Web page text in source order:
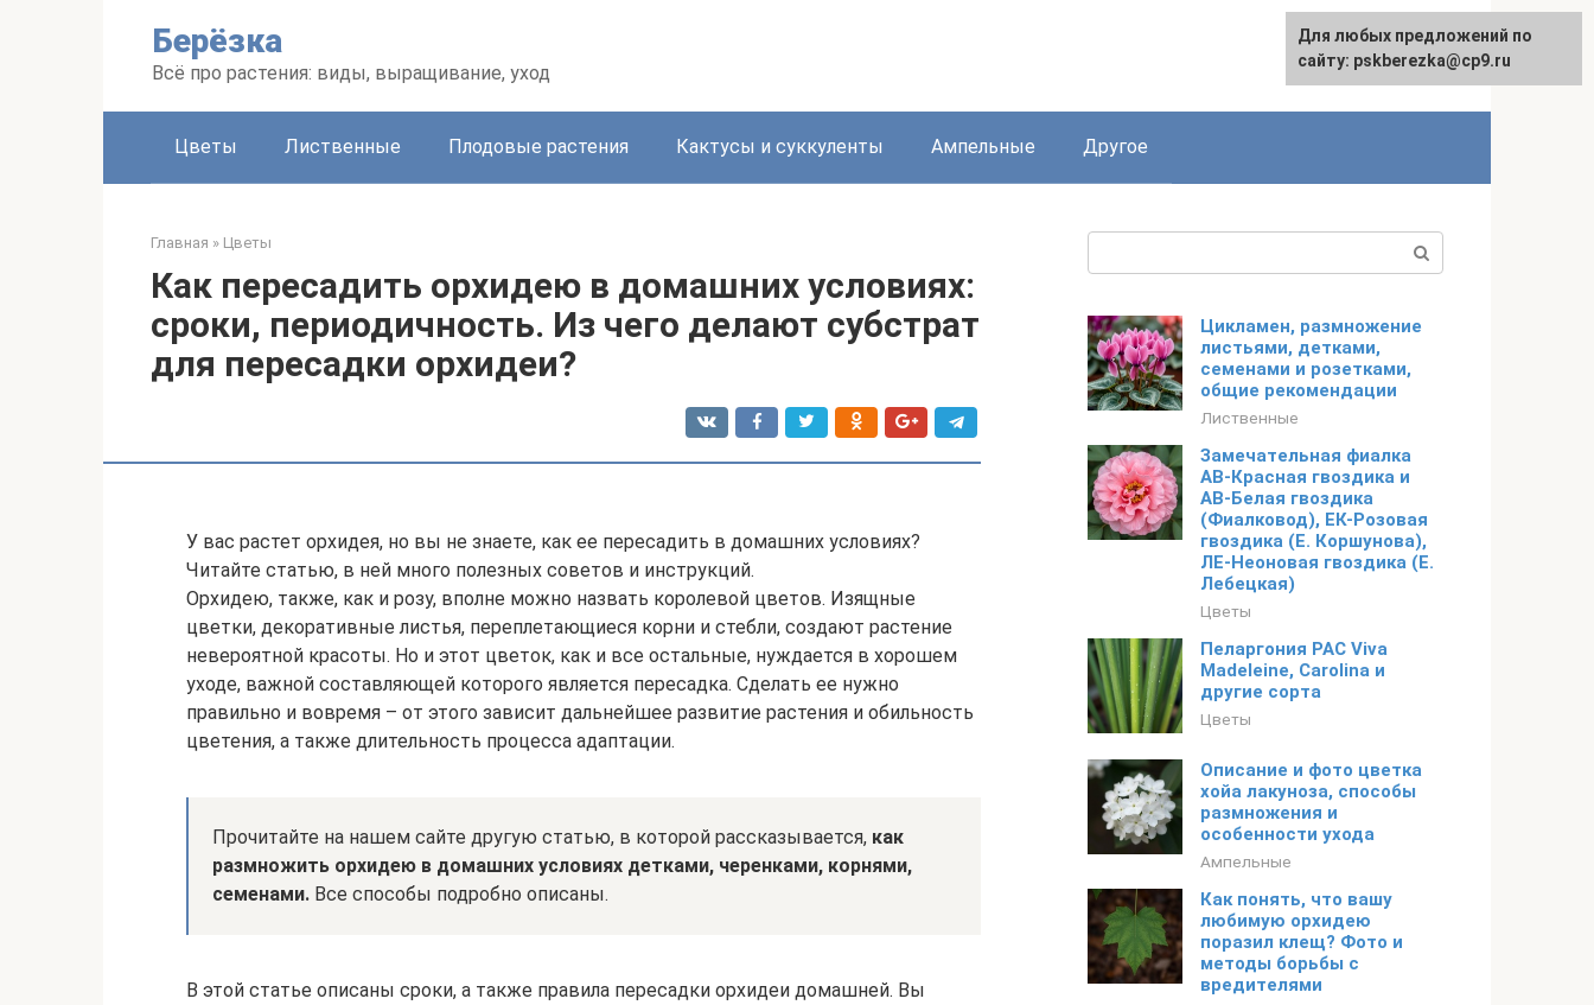
Берёзка
Всё про растения: виды, выращивание, уход
English
Цветы Лиственные Плодовые растения Кактусы и суккуленты Ампельные Другое
Главная » Цветы
Как пересадить орхидею в домашних условиях:
сроки, периодичность. Из чего делают субстрат
для пересадки орхидеи?
У вас растет орхидея, но вы не знаете, как ее пересадить в домашних условиях?
Читайте статью, в ней много полезных советов и инструкций.
Орхидею, также, как и розу, вполне можно назвать королевой цветов. Изящные
цветки, декоративные листья, переплетающиеся корни и стебли, создают растение
невероятной красоты. Но и этот цветок, как и все остальные, нуждается в хорошем
уходе, важной составляющей которого является пересадка. Сделать ее нужно
правильно и вовремя – от этого зависит дальнейшее развитие растения и обильность
цветения, а также длительность процесса адаптации.
Прочитайте на нашем сайте другую статью, в которой рассказывается, как
размножить орхидею в домашних условиях детками, черенками, корнями,
семенами. Все способы подробно описаны.
В этой статье описаны сроки, а также правила пересадки орхидеи домашней. Вы
Цикламен, размножение
листьями, детками,
семенами и розетками,
общие рекомендации
Лиственные
Замечательная фиалка
АВ-Красная гвоздика и
АВ-Белая гвоздика
(Фиалковод), ЕК-Розовая
гвоздика (Е. Коршунова),
ЛЕ-Неоновая гвоздика (Е.
Лебецкая)
Цветы
Пеларгония PAC Viva
Madeleine, Carolina и
другие сорта
Цветы
Описание и фото цветка
хойа лакуноза, способы
размножения и
особенности ухода
Ампельные
Как понять, что вашу
любимую орхидею
поразил клещ? Фото и
методы борьбы с
вредителями
Для любых предложений по
сайту: pskberezka@cp9.ru